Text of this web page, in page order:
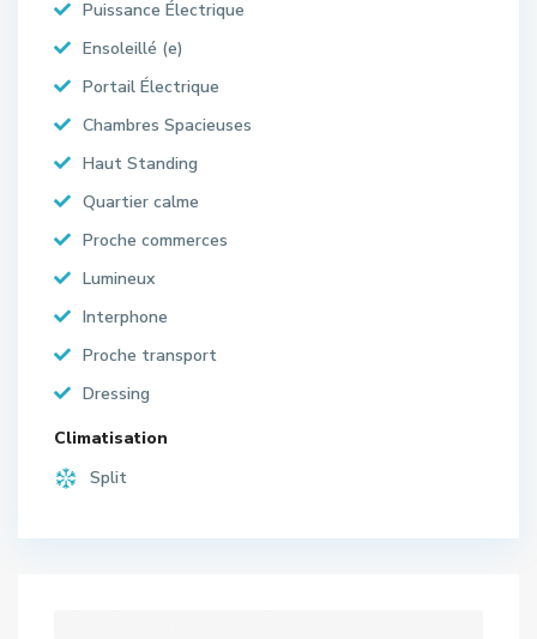
Puissance Électrique
Ensoleillé (e)
Portail Électrique
Chambres Spacieuses
Haut Standing
Quartier calme
Proche commerces
Lumineux
Interphone
Proche transport
Dressing
Climatisation
Split